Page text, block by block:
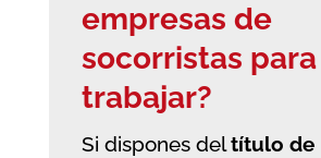
empresas de
socorristas para
trabajar?
Si dispones deltítulo de